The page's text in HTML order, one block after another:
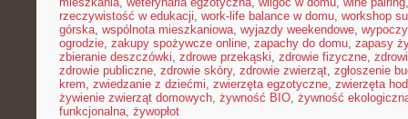
rzeczywistość w edukacji, work-life balance w domu, workshop
górska, wspólnota mieszkaniowa, wyjazdy weekendowe,
ogrodzie, zakupy spożywcze online, zapachy do domu, zapasy
zbieranie deszczówki, zdrowe przekąski, zdrowie fizyczne,
zdrowie publiczne, zdrowie skóry, zdrowie zwierząt, zgłoszenie
krem, zwiedzanie z dziećmi, zwierzęta egzotyczne, zwierzęta
żywienie zwierząt domowych, żywność BIO, żywność
funkcjonalna, żywopłot